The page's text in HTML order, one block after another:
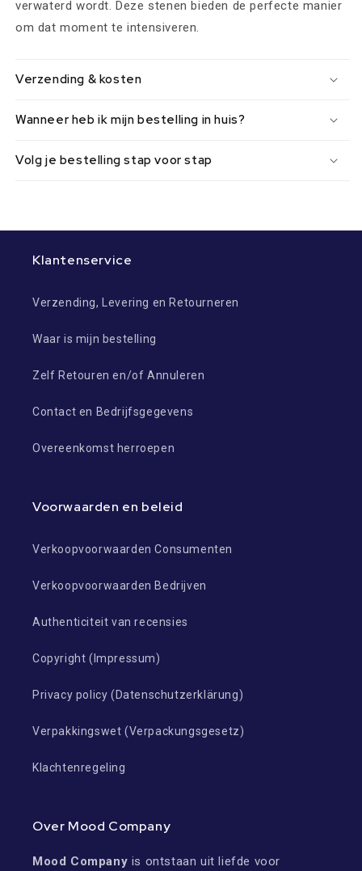
verwaterd wordt. Deze stenen bieden de perfecte manier
om dat moment te intensiveren.
Verzending & kosten
Wanneer heb ik mijn bestelling in huis?
Volg je bestelling stap voor stap
Klantenservice
Verzending, Levering en Retourneren
Waar is mijn bestelling
Zelf Retouren en/of Annuleren
Contact en Bedrijfsgegevens
Overeenkomst herroepen
Voorwaarden en beleid
Verkoopvoorwaarden Consumenten
Verkoopvoorwaarden Bedrijven
Authenticiteit van recensies
Copyright (Impressum)
Privacy policy (Datenschutzerklärung)
Verpakkingswet (Verpackungsgesetz)
Klachtenregeling
Over Mood Company
Mood Company is ontstaan uit liefde voor